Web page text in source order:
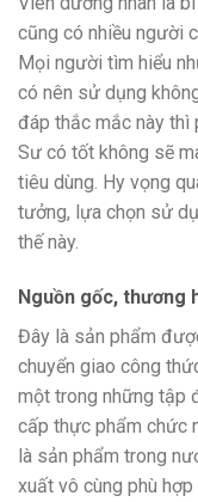
cũng có nhiều người
Mọi người tìm hiểu
có nên sử dụng
đáp thắc mắc này thì
Sư có tốt không sẽ
tiêu dùng. Hy vọng
tưởng, lựa chọn sử
thế này.
Nguồn gốc, thương
Đây là sản phẩm
chuyển giao công
một trong những tập
cấp thực phẩm chức
là sản phẩm trong
xuất vô cùng phù